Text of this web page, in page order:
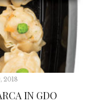
2018
IN GDO